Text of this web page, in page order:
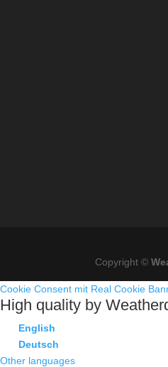
Copyright ©
Cookie Consent mit Real Cookie
High quality by
English
Deutsch
Other languages